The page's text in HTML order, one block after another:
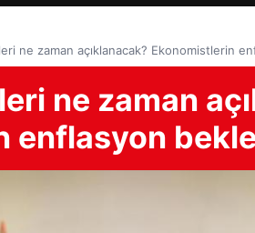
ne zaman açıklanacak? Ekonomistlerin
ne zaman
enflasyon